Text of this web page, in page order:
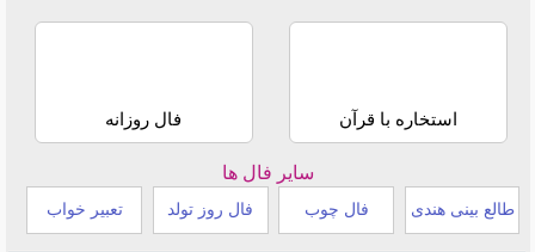
استخاره با قرآن فال روزانه
سایر فال ها
طالع بینی هندی فال چوب فال روز تولد تعبیر خواب